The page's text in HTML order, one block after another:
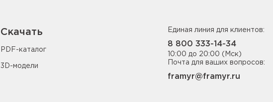
Скачать
PDF-каталог
3D-модели
Единая линия для клиентов:
8 800 333-14-34
10:00 до 20:00 (Мск)
Почта для ваших вопросов:
framyr@framyr.ru